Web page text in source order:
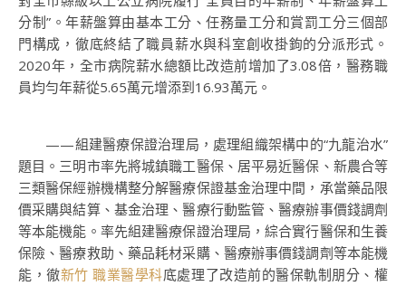
分制”。年薪盤算由基本工分、任務量工分和賞罰工分三個部
門構成，徹底終結了職員薪水與科室創收掛鉤的分派形式。
2020年，全市病院薪水總額比改造前增加了3.08倍，醫務職
員均勻年薪從5.65萬元增添到16.93萬元。
——組建醫療保證治理局，處理組織架構中的“九龍治水”
題目。三明市率先將城鎮職工醫保、居平易近醫保、新農合等
三類醫保經辦機構整分解醫療保證基金治理中間，承當藥品限
價采購與結算、基金治理、醫療行動監管、醫療辦事價錢調劑
等本能機能。率先組建醫療保證治理局，綜合實行醫保和生養
保險、醫療救助、藥品耗材采購、醫療辦事價錢調劑等本能機
能，徹新竹 職業醫學科底處理了改造前的醫保軌制朋分、權